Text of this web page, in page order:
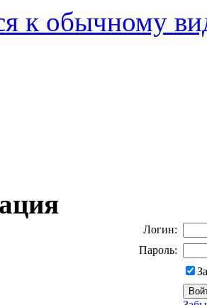
к обычному
Логин:
Пароль: